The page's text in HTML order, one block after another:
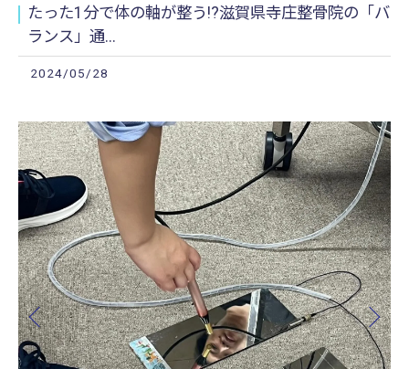
たった1分で体の軸が整う!?滋賀県寺庄整骨院の「バ
ランス」通...
2024/05/28